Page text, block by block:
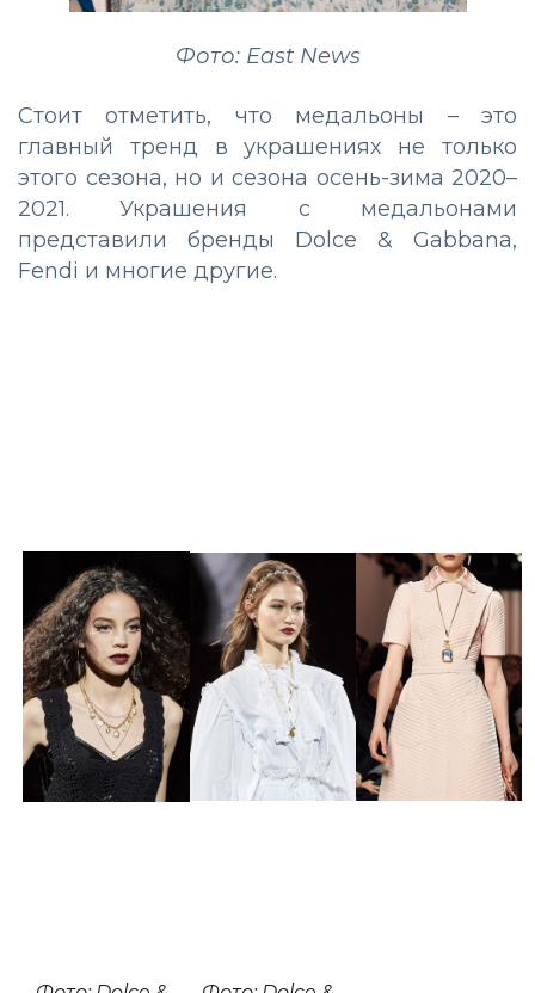
Фото: East News
Стоит отметить, что медальоны – это
главный тренд в украшениях не только
этого сезона, но и сезона осень-зима 2020–
2021. Украшения с медальонами
представили бренды Dolce & Gabbana,
Fendi и многие другие.